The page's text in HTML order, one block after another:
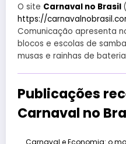
O site Carnaval no Brasil (
https://
Comunicação apresenta
blocos e escolas de
musas e rainhas de bateria
Publicações
Carnaval no
Carnaval e Economia: o